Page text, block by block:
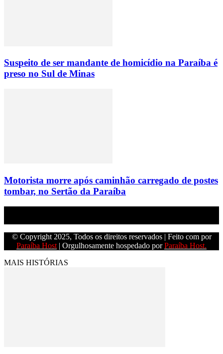
Suspeito de ser mandante de homicídio na Paraíba é
preso no Sul de Minas
Motorista morre após caminhão carregado de postes
tombar, no Sertão da Paraíba
© Copyright 2025, Todos os direitos reservados | Feito com por
Paraíba Host | Orgulhosamente hospedado porParaíba Host.
MAIS HISTÓRIAS